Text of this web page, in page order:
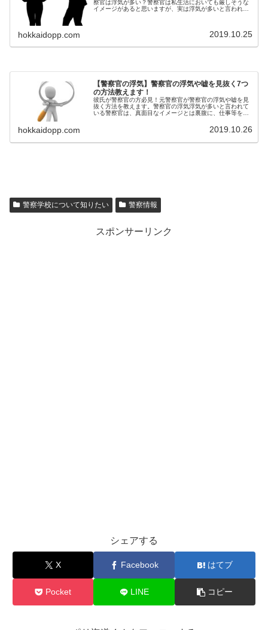
察官は浮気が多い？警察官は私生活においても厳しそうな
イメージがあると思いますが、実は浮気が多いと言われて
hokkaidopp.com 2019.10.25
【警察官の浮気】警察官の浮気や嘘を見抜く7つ
の方法教えます！
彼氏が警察官の方必見！元警察官が警察官の浮気や嘘を見
抜く方法を教えます。警察官の浮気浮気が多いと言われて
いる警察官は、真面目なイメージとは裏腹に、仕事等を理
hokkaidopp.com 2019.10.26
警察学校について知りたい 警察情報
スポンサーリンク
シェアする
X Facebook はてブ
Pocket LINE コピー